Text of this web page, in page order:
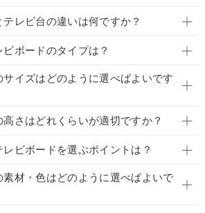
る、寝室のベッドから視聴するなど、座
掛けテレビのようなすっきりとした見た
集まり、ゲーム機やDVD、お子さんのお
のモノが集まる場合は、幅が広く、引き
ッキリ片付き、いつでも家族が快適に過
。ワンルームや寝室など、プライベート
しむ場合は、必要最低限の幅でコンパク
おすすめです。DVDレコーダーやゲーム
納があれば十分でしょう。部屋の広さに
レビ台の違いは何ですか？
ボードのタイプは？
サイズはどのように選べばよいです
さはどれくらいが適切ですか？
ビボードを選ぶポイントは？
素材・色はどのように選べばよいで